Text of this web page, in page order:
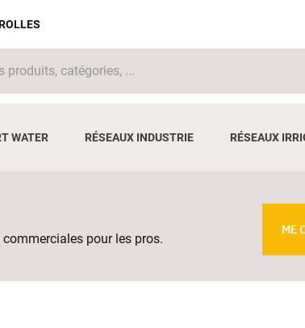
WATER RÉSEAUX INDUSTRIE RÉSEAUX
pour les pros.
ME